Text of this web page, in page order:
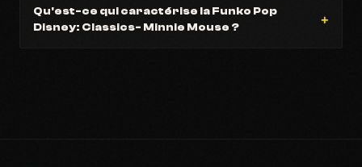
Qu'est-ce qui caractérise la Funko Pop
Disney: Classics- Minnie Mouse ?